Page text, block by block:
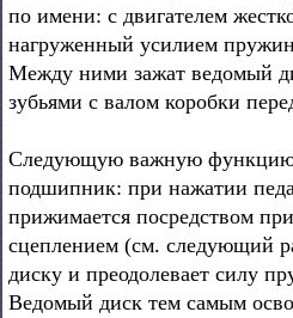
по имени: с двигателем
нагруженный усилием
Между ними зажат ведомый
зубьями с валом коробки
Следующую важную
подшипник: при нажатии
прижимается посредством
сцеплением (см. следующий
диску и преодолевает силу
Ведомый диск тем самым